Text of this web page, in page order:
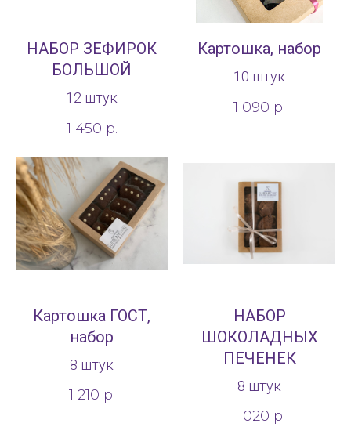
НАБОР ЗЕФИРОК
БОЛЬШОЙ
12 штук
1 450 р.
Картошка, набор
10 штук
1 090 р.
Картошка ГОСТ,
набор
8 штук
1 210 р.
НАБОР
ШОКОЛАДНЫХ
ПЕЧЕНЕК
8 штук
1 020 р.